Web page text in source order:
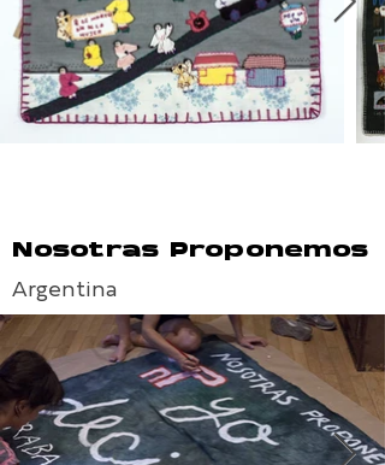
Nosotras Proponemos
Argentina